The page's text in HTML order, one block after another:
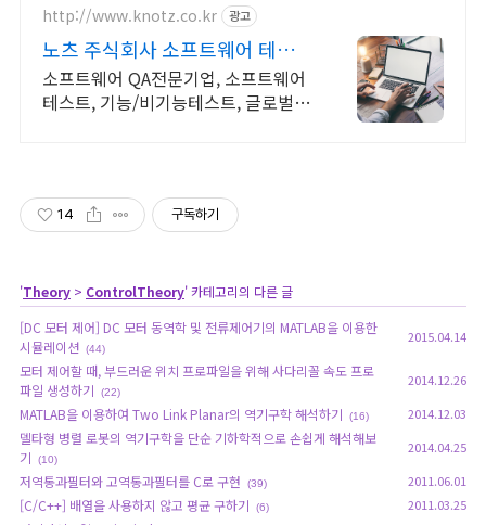
http://www.knotz.co.kr 광고
노츠 주식회사 소프트웨어 테스트
전문기업
소프트웨어 QA전문기업, 소프트웨어
테스트, 기능/비기능테스트, 글로벌테
14 구독하기
'Theory > ControlTheory' 카테고리의 다른 글
[DC 모터 제어] DC 모터 동역학 및 전류제어기의 MATLAB을 이용한
시뮬레이션 (44)
2015.04.14
모터 제어할 때, 부드러운 위치 프로파일을 위해 사다리꼴 속도 프로
파일 생성하기
(22)
2014.12.26
MATLAB을 이용하여 Two Link Planar의 역기구학 해석하기 (16) 2014.12.03
델타형 병렬 로봇의 역기구학을 단순 기하학적으로 손쉽게 해석해보
기
(10)
2014.04.25
저역통과필터와 고역통과필터를 C로 구현 (39) 2011.06.01
[C/C++] 배열을 사용하지 않고 평균 구하기 (6) 2011.03.25